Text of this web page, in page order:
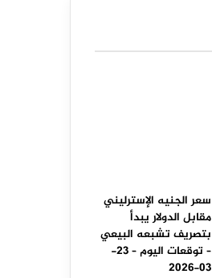
سعر الجنيه الإسترليني
مقابل الدولار يبدأ
بتصريف تشبعه البيعي
– توقعات اليوم – 23-
03-2026